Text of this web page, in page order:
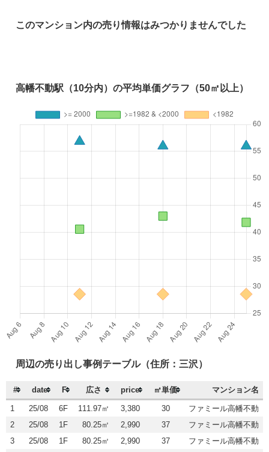
このマンション内の売り情報はみつかりませんでした
高幡不動駅（10分内）の平均単価グラフ（50㎡以上）
周辺の売り出し事例テーブル（住所：三沢）
# date F 広さ price ㎡単価 マンション名
1 25/08 6F 111.97㎡ 3,380 30 ファミール高幡不動
2 25/08 1F 80.25㎡ 2,990 37 ファミール高幡不動
3 25/08 1F 80.25㎡ 2,990 37 ファミール高幡不動